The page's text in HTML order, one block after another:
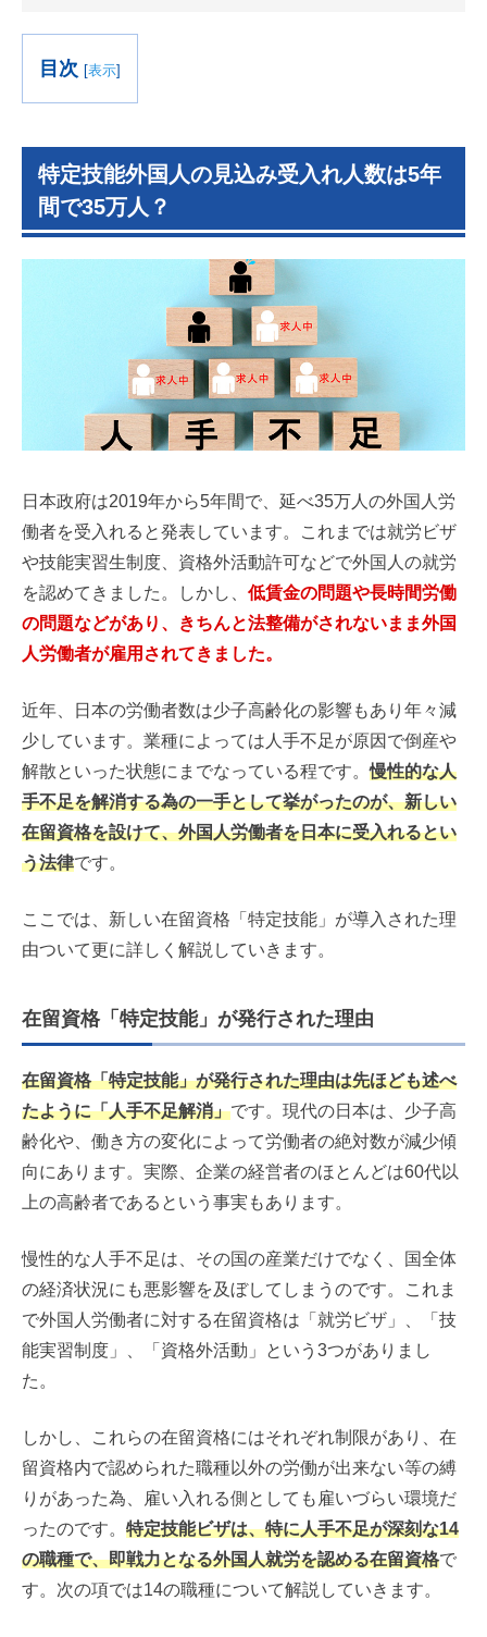
目次 [表示]
特定技能外国人の見込み受入れ人数は5年
間で35万人？
日本政府は2019年から5年間で、延べ35万人の外国人労
働者を受入れると発表しています。これまでは就労ビザ
や技能実習生制度、資格外活動許可などで外国人の就労
を認めてきました。しかし、 低賃金の問題や長時間労働
の問題などがあり、きちんと法整備がされないまま外国
人労働者が雇用されてきました。
近年、日本の労働者数は少子高齢化の影響もあり年々減
少しています。業種によっては人手不足が原因で倒産や
解散といった状態にまでなっている程です。慢性的な人
手不足を解消する為の一手として挙がったのが、新しい
在留資格を設けて、外国人労働者を日本に受入れるとい
う法律です。
ここでは、新しい在留資格「特定技能」が導入された理
由ついて更に詳しく解説していきます。
在留資格「特定技能」が発行された理由
在留資格「特定技能」が発行された理由は先ほども述べ
たように「人手不足解消」です。現代の日本は、少子高
齢化や、働き方の変化によって労働者の絶対数が減少傾
向にあります。実際、企業の経営者のほとんどは60代以
上の高齢者であるという事実もあります。
慢性的な人手不足は、その国の産業だけでなく、国全体
の経済状況にも悪影響を及ぼしてしまうのです。これま
で外国人労働者に対する在留資格は「就労ビザ」、「技
能実習制度」、「資格外活動」という3つがありまし
た。
しかし、これらの在留資格にはそれぞれ制限があり、在
留資格内で認められた職種以外の労働が出来ない等の縛
りがあった為、雇い入れる側としても雇いづらい環境だ
ったのです。 特定技能ビザは、特に人手不足が深刻な14
の職種で、即戦力となる外国人就労を認める在留資格で
す。次の項では14の職種について解説していきます。